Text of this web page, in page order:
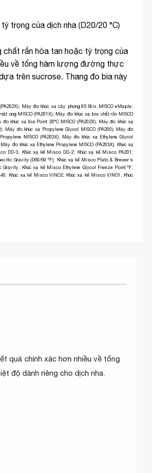
trọng của dịch nha (D20/20 °C)
chất rắn hòa tan hoặc tỷ trọng của
về tổng hàm lượng đường thực
trên sucrose. Thang đo bia này
; Máy đo khúc xạ cây phong 85 Brix MISCO eMaple;
ong MISCO (PA201X); Máy đo khúc xạ bia chất rắn MISCO
đo khúc xạ bia Point 20°C MISCO (PA202X); Máy đo khúc xạ
; Máy đo khúc xạ Propylene Glycol MISCO (PA200); Máy đo
MISCO (PA203X); Máy đo khúc xạ Ethylene Glycol
Máy đo khúc xạ Ethylene Propylene MISCO (PA203X); Khúc xạ
DD-3; Khúc xạ kế Misco DD-2; Khúc xạ kế Misco PA201 ;
Gravity (D60/60 °F); Khúc xạ kế Misco Plato & Brewer’s
Gravity; Khúc xạ kế Misco Ethylene Glycol Freeze Point °F;
; Khúc xạ kế Misco VINO2; Khúc xạ kế Misco VINO1 ; Khúc
quả chính xác hơn nhiều về tổng
độ dành riêng cho dịch nha.